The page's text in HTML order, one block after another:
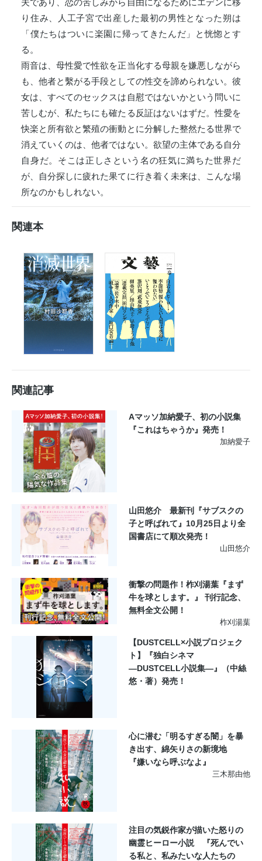
夫であり、恋の苦しみから自由になるためにエデンに移
り住み、人工子宮で出産した最初の男性となった朔は
「僕たちはついに楽園に帰ってきたんだ」と恍惚とす
る。
雨音は、母性愛で性欲を正当化する母親を嫌悪しながら
も、他者と繫がる手段としての性交を諦められない。彼
女は、すべてのセックスは自慰ではないかという問いに
苦しむが、私たちにも確たる反証はないはずだ。性愛を
快楽と所有欲と繁殖の衝動とに分解した整然たる世界で
消えていくのは、他者ではない。欲望の主体である自分
自身だ。そこは正しさという名の狂気に満ちた世界だ
が、自分探しに疲れた果てに行き着く未来は、こんな場
所なのかもしれない。
関連本
関連記事
Aマッソ加納愛子、初の小説集
『これはちゃうか』発売！
加納愛子
山田悠介 最新刊『サブスクの
子と呼ばれて』10月25日より全
国書店にて順次発売！
山田悠介
衝撃の問題作！柞刈湯葉『まず
牛を球とします。』 刊行記念、
無料全文公開！
柞刈湯葉
【DUSTCELL×小説プロジェク
ト】『独白シネマ
―DUSTCELL小説集―』（中絲
悠・著）発売！
心に潜む「明るすぎる闇」を暴
き出す、綿矢りさの新境地
『嫌いなら呼ぶなよ』
三木那由他
注目の気鋭作家が描いた怒りの
幽霊ヒーロー小説 『死んでい
る私と、私みたいな人たちの